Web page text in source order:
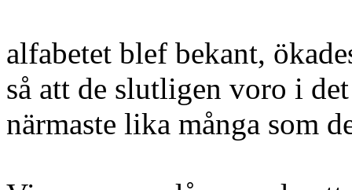
alfabetet blef bekant,
så att de slutligen voro i det
närmaste lika många som